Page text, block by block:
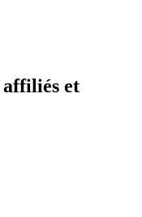
affiliés et